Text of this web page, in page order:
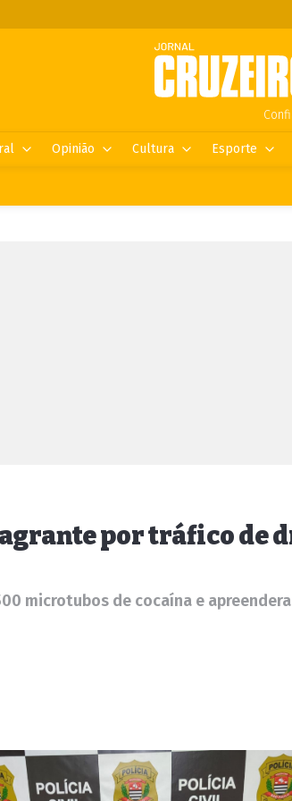
Opinião Cultura Esporte
por tráfico de
microtubos de cocaína e